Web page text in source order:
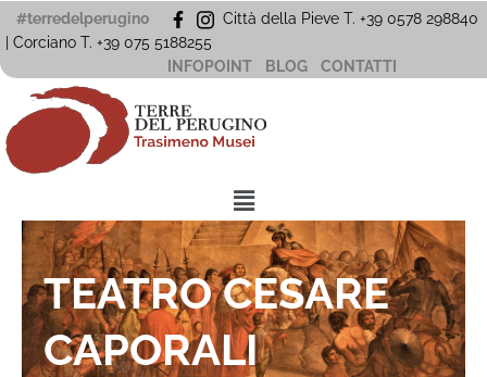
Vai
al
#terredelperugino
Città della Pieve T. +39 0578 298840
| Corciano T. +39 075 5188255
INFOPOINT
BLOG CONTATTI
Menu
TEATRO CESARE
CAPORALI